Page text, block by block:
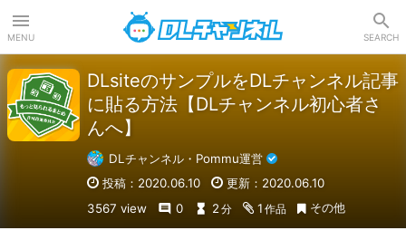
MENU SEARCH
DLsiteのサンプルをDLチャンネル記事
に貼る方法【DLチャンネル初心者さ
んへ】
DLチャンネル・Pommu運営
投稿：2020.06.10
更新：2020.06.10
3567 view
0 2 分 1 作品 その他